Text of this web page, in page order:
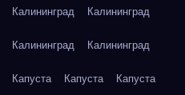
Калининград Калининград
Калининград Калининград
Капуста Капуста Капуста